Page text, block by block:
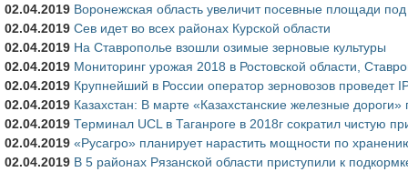
02.04.2019 Воронежская область увеличит посевные площади
02.04.2019 Сев идет во всех районах Курской области
02.04.2019 На Ставрополье взошли озимые зерновые культуры
02.04.2019 Мониторинг урожая 2018 в Ростовской области,
02.04.2019 Крупнейший в России оператор зерновозов проведет
02.04.2019 Казахстан: В марте «Казахстанские железные
02.04.2019 Терминал UCL в Таганроге в 2018г сократил чистую
02.04.2019 «Русагро» планирует нарастить мощности по
02.04.2019 В 5 районах Рязанской области приступили к